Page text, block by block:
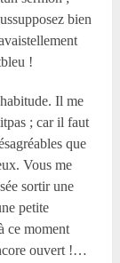
bien
!
Il me
; car il faut
que
Vous me
sortir une
petite
ce moment
ouvert !…